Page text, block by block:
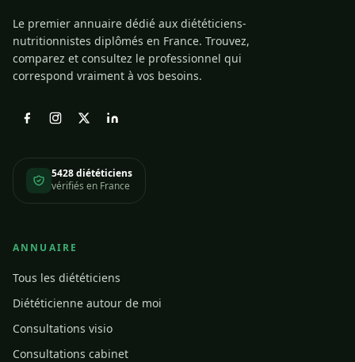
Le premier annuaire dédié aux diététiciens-
nutritionnistes diplômés en France. Trouvez,
comparez et consultez le professionnel qui
correspond vraiment à vos besoins.
5428 diététiciens
vérifiés en France
ANNUAIRE
Tous les diététiciens
Diététicienne autour de moi
Consultations visio
Consultations cabinet